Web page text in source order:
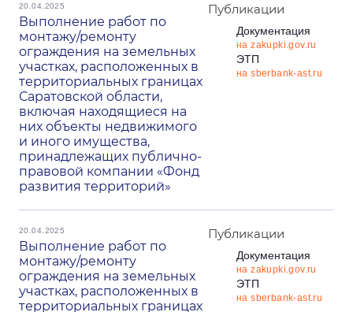
20.04.2025
Выполнение работ по
монтажу/ремонту
ограждения на земельных
участках, расположенных в
территориальных границах
Саратовской области,
включая находящиеся на
них объекты недвижимого
и иного имущества,
принадлежащих публично-
правовой компании «Фонд
развития территорий»
Публикации
Документация
на zakupki.gov.ru
ЭТП
на sberbank-ast.ru
20.04.2025
Выполнение работ по
монтажу/ремонту
ограждения на земельных
участках, расположенных в
территориальных границах
Публикации
Документация
на zakupki.gov.ru
ЭТП
на sberbank-ast.ru